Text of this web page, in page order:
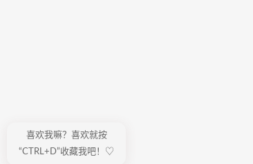
喜欢我嘛？喜欢就按
“CTRL+D”收藏我吧！♡